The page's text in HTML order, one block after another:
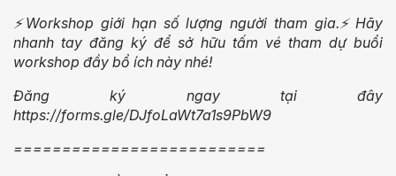
⚡️Workshop giới hạn số lượng người tham gia.⚡️Hãy
nhanh tay đăng ký để sở hữu tấm vé tham dự buổi
workshop đầy bổ ích này nhé!
Đăng ký ngay tại đây
https://forms.gle/DJfoLaWt7a1s9PbW9
==========================